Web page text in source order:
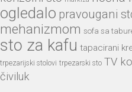
ogledalo pravougani
mehanizmom sofa sa
sto za kafu tapacirani
trpezarijski stolovi trpezarski sto TV
čiviluk